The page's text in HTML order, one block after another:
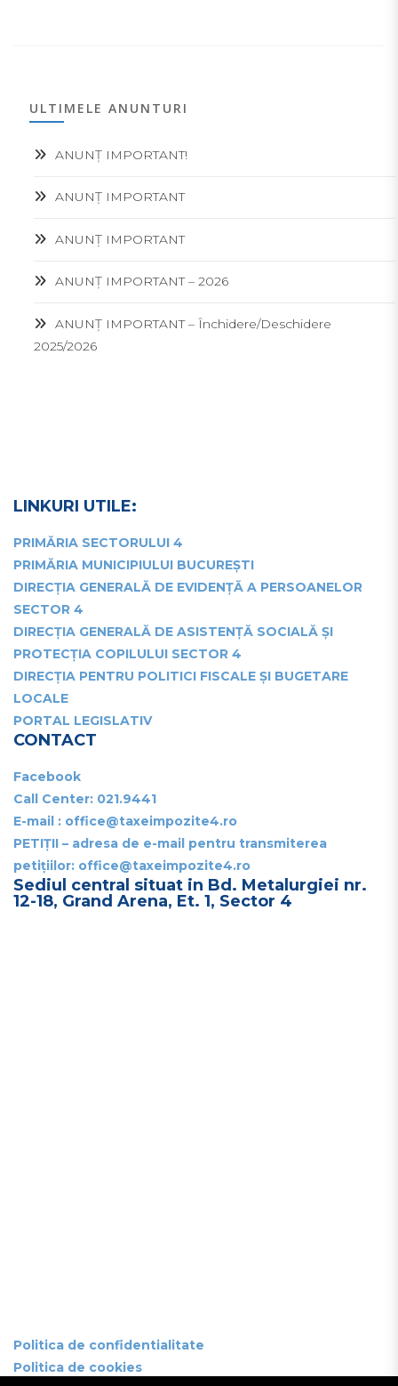
ULTIMELE ANUNTURI
ANUNȚ IMPORTANT!
ANUNȚ IMPORTANT
ANUNȚ IMPORTANT
ANUNȚ IMPORTANT – 2026
ANUNȚ IMPORTANT – Închidere/Deschidere
2025/2026
LINKURI UTILE:
PRIMĂRIA SECTORULUI 4
PRIMĂRIA MUNICIPIULUI BUCUREȘTI
DIRECȚIA GENERALĂ DE EVIDENȚĂ A PERSOANELOR
SECTOR 4
DIRECȚIA GENERALĂ DE ASISTENȚĂ SOCIALĂ ȘI
PROTECȚIA COPILULUI SECTOR 4
DIRECȚIA PENTRU POLITICI FISCALE ȘI BUGETARE
LOCALE
PORTAL LEGISLATIV
CONTACT
Facebook
Call Center: 021.9441
E-mail : office@taxeimpozite4.ro
PETIȚII – adresa de e-mail pentru transmiterea
petițiilor: office@taxeimpozite4.ro
Sediul central situat in Bd. Metalurgiei nr.
12-18, Grand Arena, Et. 1, Sector 4
Politica de confidentialitate
Politica de cookies